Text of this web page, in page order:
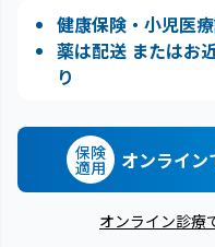
健康保険・小児医
薬は配送 またはお
り
保険
適用 オンライン
オンライン診療